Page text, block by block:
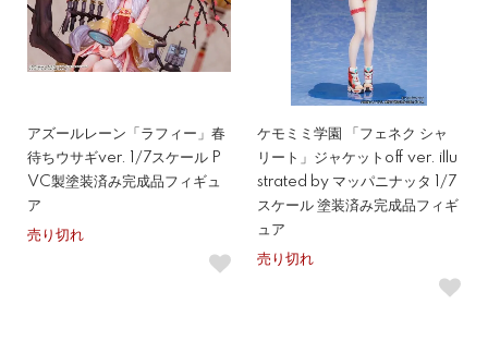
アズールレーン「ラフィー」春
待ちウサギver. 1/7スケール P
VC製塗装済み完成品フィギュ
ア
売り切れ
ケモミミ学園 「フェネク シャ
リート」ジャケットoff ver. illu
strated by マッパニナッタ 1/7
スケール 塗装済み完成品フィギ
ュア
売り切れ